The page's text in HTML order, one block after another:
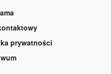
prywatności